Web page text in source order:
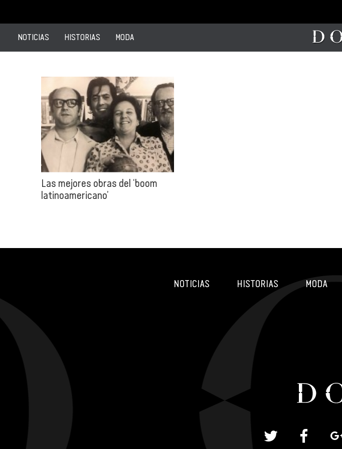
NOTICIAS HISTORIAS MODA
Las mejores obras del ‘boom
latinoamericano’
NOTICIAS HISTORIAS MODA